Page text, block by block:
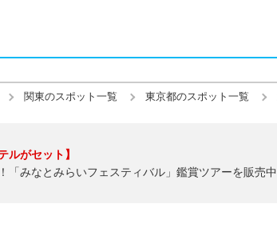
関東のスポット一覧 東京都のスポット一覧
ルがセット】
「みなとみらいフェスティバル」鑑賞ツアーを販売中